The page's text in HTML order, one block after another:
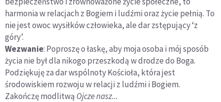
harmonia w relacjach z Bogiem i ludźmi oraz życie pełnią. To
nie jest owoc wysiłków człowieka, ale dar zstępujący ‘z
góry’.
Wezwanie: Poproszę o łaskę, aby moja osoba i mój sposób
życia nie był dla nikogo przeszkodą w drodze do Boga.
Podziękuję za dar wspólnoty Kościoła, która jest
środowiskiem rozwoju w relacji z ludźmi i Bogiem.
Zakończę modlitwą Ojcze nasz...